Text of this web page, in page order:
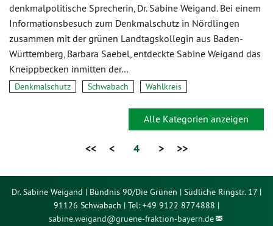
denkmalpolitische Sprecherin, Dr. Sabine Weigand. Bei einem
Informationsbesuch zum Denkmalschutz in Nördlingen
zusammen mit der grünen Landtagskollegin aus Baden-
Württemberg, Barbara Saebel, entdeckte Sabine Weigand das
Kneippbecken inmitten der…
Denkmalschutz Schwabach Wahlkreis
Alle Kategorien anzeigen
<< < 4 > >>
Dr. Sabine Weigand | Bündnis 90/Die Grünen | Südliche Ringstr. 17 |
91126 Schwabach | Tel: +49 9122 8774888 |
sabine.weigand@gruene-fraktion-bayern.de